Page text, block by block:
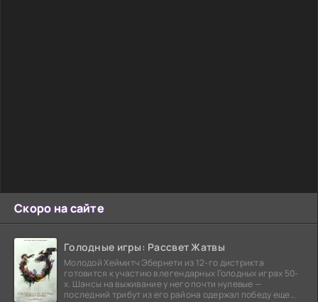
Скоро на сайте
Голодные игры: Рассвет Жатвы
Молодой Хеймитч Эбернети из 12-го дистрикта
готовится к участию в легендарных Голодных играх 50-
х. Шансы на выживание у него почти нулевые —
последний трибут из его района одержал победу еще